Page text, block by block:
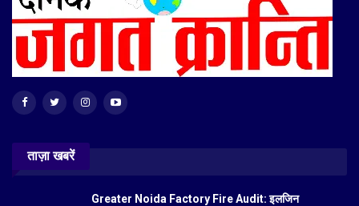
ताज़ा खबरें
Greater Noida Factory Fire Audit: इलजिन